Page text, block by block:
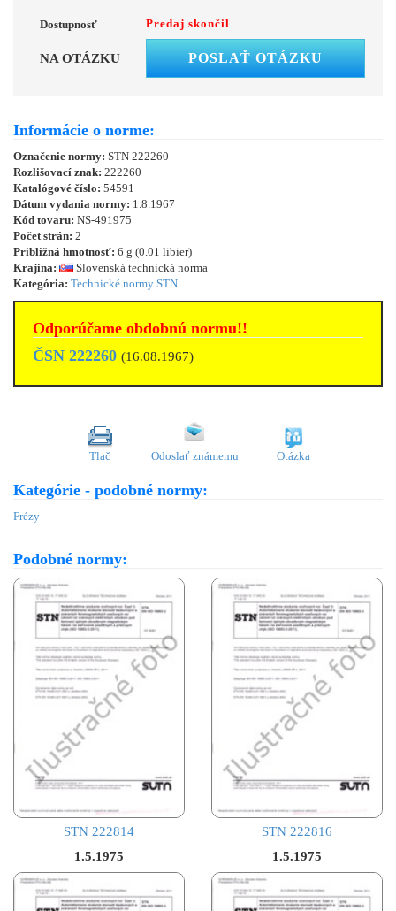
Dostupnosť Predaj skončil
NA OTÁZKU POSLAŤ OTÁZKU
Informácie o norme:
Označenie normy: STN 222260
Rozlišovací znak: 222260
Katalógové číslo: 54591
Dátum vydania normy: 1.8.1967
Kód tovaru: NS-491975
Počet strán: 2
Približná hmotnosť: 6 g (0.01 libier)
Krajina:
Slovenská technická norma
Kategória: Technické normy STN
Odporúčame obdobnú normu!!
ČSN 222260 (16.08.1967)
Tlač Odoslať známemu Otázka
Kategórie - podobné normy:
Frézy
Podobné normy:
STN 222814
1.5.1975
STN 222816
1.5.1975